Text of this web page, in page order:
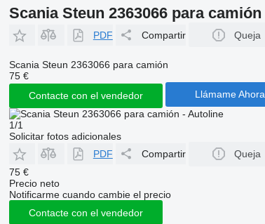
Scania Steun 2363066 para camión
PDF Compartir Queja
Scania Steun 2363066 para camión
75 €
Contacte con el vendedor
Llámame Ahora
1/1
Solicitar fotos adicionales
PDF
Compartir Queja
75 €
Precio neto
Notificarme cuando cambie el precio
Contacte con el vendedor